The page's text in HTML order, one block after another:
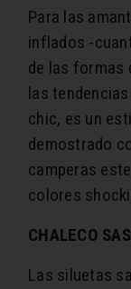
Para las
inflados -
de las formas
las
chic, es un
demostrado
camperas
colores
CHALECO
Las siluetas